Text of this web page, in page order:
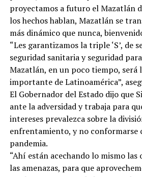
proyectamos a futuro el Mazatlán
los hechos hablan, Mazatlán se
más dinámico que nunca,
“Les garantizamos la triple ‘S’, de
seguridad sanitaria y seguridad
Mazatlán, en un poco tiempo, será
importante de Latinoamérica”,
El Gobernador del Estado dijo que
ante la adversidad y trabaja para
intereses prevalezca sobre la
enfrentamiento, y no conformarse
pandemia.
“Ahí están acechando lo mismo
las amenazas, para que